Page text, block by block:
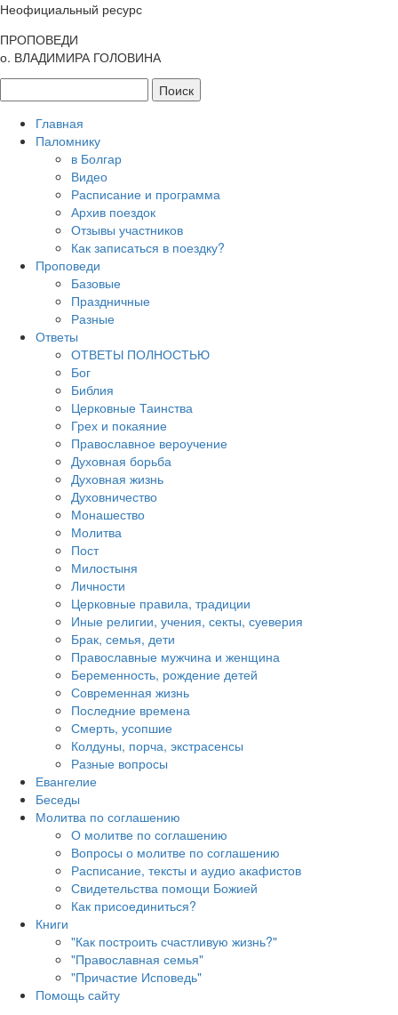
Неофициальный ресурс
ПРОПОВЕДИ
о. ВЛАДИМИРА ГОЛОВИНА
Главная
Паломнику
в Болгар
Видео
Расписание и программа
Архив поездок
Отзывы участников
Как записаться в поездку?
Проповеди
Базовые
Праздничные
Разные
Ответы
ОТВЕТЫ ПОЛНОСТЬЮ
Бог
Библия
Церковные Таинства
Грех и покаяние
Православное вероучение
Духовная борьба
Духовная жизнь
Духовничество
Монашество
Молитва
Пост
Милостыня
Личности
Церковные правила, традиции
Иные религии, учения, секты, суеверия
Брак, семья, дети
Православные мужчина и женщина
Беременность, рождение детей
Современная жизнь
Последние времена
Смерть, усопшие
Колдуны, порча, экстрасенсы
Разные вопросы
Евангелие
Беседы
Молитва по соглашению
О молитве по соглашению
Вопросы о молитве по соглашению
Расписание, тексты и аудио акафистов
Свидетельства помощи Божией
Как присоединиться?
Книги
"Как построить счастливую жизнь?"
"Православная семья"
"Причастие Исповедь"
Помощь сайту